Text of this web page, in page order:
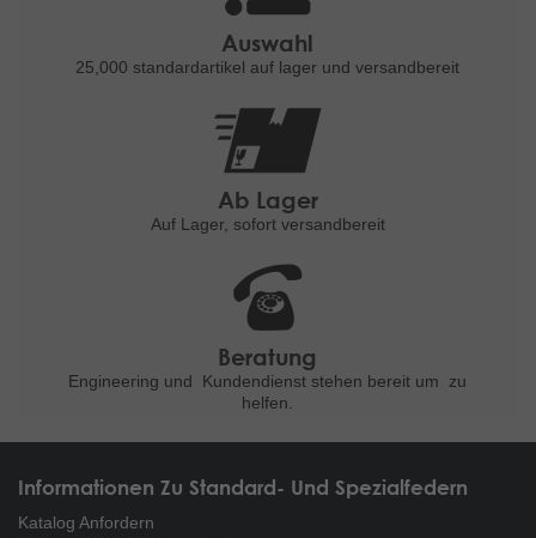
Auswahl
25,000 standardartikel auf lager und versandbereit
Ab Lager
Auf Lager, sofort versandbereit
Beratung
Engineering und Kundendienst stehen bereit um
zu
helfen.
Informationen Zu Standard- Und Spezialfedern
Katalog Anfordern